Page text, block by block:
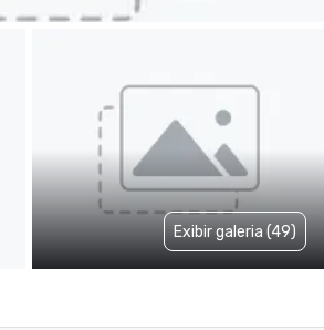
Exibir galeria (49)